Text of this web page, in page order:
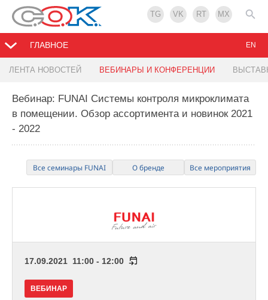
TG VK RT MX
ГЛАВНОЕ
ЛЕНТА НОВОСТЕЙ ВЕБИНАРЫ И КОНФЕРЕНЦИИ
EN
Вебинар: FUNAI Системы контроля микроклимата
в помещении. Обзор ассортимента и новинок 2021
- 2022
Все семинары FUNAI О бренде Все мероприятия
17.09.2021 11:00 - 12:00
ВЕБИНАР